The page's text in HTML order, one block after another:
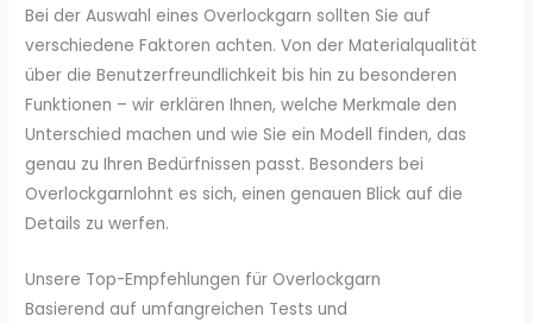
Bei der Auswahl eines Overlockgarn sollten Sie auf
verschiedene Faktoren achten. Von der Materialqualität
über die Benutzerfreundlichkeit bis hin zu besonderen
Funktionen – wir erklären Ihnen, welche Merkmale den
Unterschied machen und wie Sie ein Modell finden, das
genau zu Ihren Bedürfnissen passt. Besonders bei
Overlockgarnlohnt es sich, einen genauen Blick auf die
Details zu werfen.
Unsere Top-Empfehlungen für Overlockgarn
Basierend auf umfangreichen Tests und